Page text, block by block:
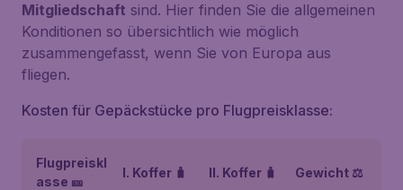
Mitgliedschaft sind. Hier finden Sie die allgemeinen
Konditionen so übersichtlich wie möglich
zusammengefasst, wenn Sie von Europa aus
fliegen.
Kosten für Gepäckstücke pro Flugpreisklasse:
Flugpreiskl
asse 🎫
I. Koffer 🧳 II. Koffer 🧳 Gewicht ⚖️